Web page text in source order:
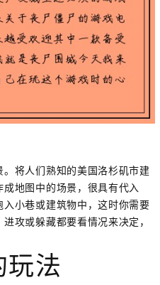
将人们熟知的美国洛杉矶市建
地图中的场景，很具有代入
小巷或建筑物中，这时你需要
攻或躲藏都要看情况来决定，
法